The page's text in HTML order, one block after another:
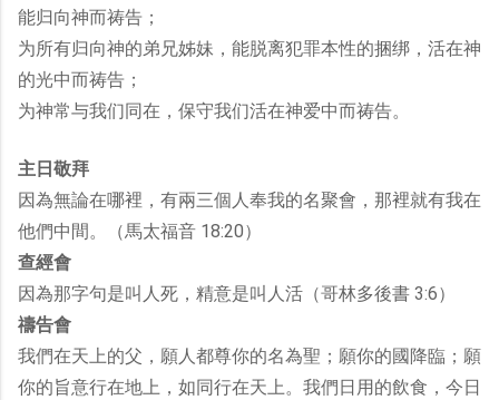
能归向神而祷告；
为所有归向神的弟兄姊妹，能脱离犯罪本性的捆绑，活在神
的光中而祷告；
为神常与我们同在，保守我们活在神爱中而祷告。
主日敬拜
因為無論在哪裡，有兩三個人奉我的名聚會，那裡就有我在
他們中間。（馬太福音 18:20）
查經會
因為那字句是叫人死，精意是叫人活（哥林多後書 3:6）
禱告會
我們在天上的父，願人都尊你的名為聖；願你的國降臨；願
你的旨意行在地上，如同行在天上。我們日用的飲食，今日